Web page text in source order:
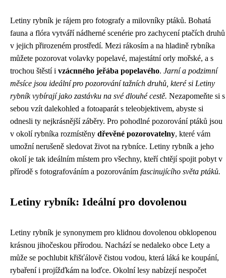
Letiny rybník je rájem pro fotografy a milovníky ptáků. Bohatá
fauna a flóra vytváří nádherné scenérie pro zachycení ptačích druhů
v jejich přirozeném prostředí. Mezi rákosím a na hladině rybníka
můžete pozorovat volavky popelavé, majestátní orly mořské, a s
trochou štěstí i vzácnného jeřába popelavého. Jarní a podzimní
měsíce jsou ideální pro pozorování tažních druhů, které si Letiny
rybník vybírají jako zastávku na své dlouhé cestě. Nezapomeňte si s
sebou vzít dalekohled a fotoaparát s teleobjektivem, abyste si
odnesli ty nejkrásnější záběry. Pro pohodlné pozorování ptáků jsou
v okolí rybníka rozmístěny dřevěné pozorovatelny, které vám
umožní nerušeně sledovat život na rybníce. Letiny rybník a jeho
okolí je tak ideálním místem pro všechny, kteří chtějí spojit pobyt v
přírodě s fotografováním a pozorováním fascinujícího světa ptáků.
Letiny rybník: Ideální pro dovolenou
Letiny rybník je synonymem pro klidnou dovolenou obklopenou
krásnou jihočeskou přírodou. Nachází se nedaleko obce Lety a
může se pochlubit křišťálově čistou vodou, která láká ke koupání,
rybaření i projížďkám na loďce. Okolní lesy nabízejí nespočet